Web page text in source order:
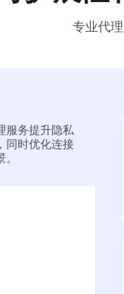
专业代
服务提升隐私
同时优化连接